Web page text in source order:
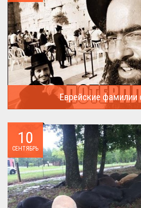
Еврейские фамилии
10
СЕНТЯБРЬ